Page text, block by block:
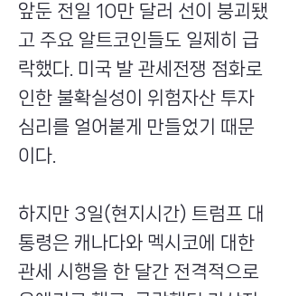
앞둔 전일 10만 달러 선이 붕괴됐
고 주요 알트코인들도 일제히 급
락했다. 미국 발 관세전쟁 점화로
인한 불확실성이 위험자산 투자
심리를 얼어붙게 만들었기 때문
이다.
하지만 3일(현지시간) 트럼프 대
통령은 캐나다와 멕시코에 대한
관세 시행을 한 달간 전격적으로